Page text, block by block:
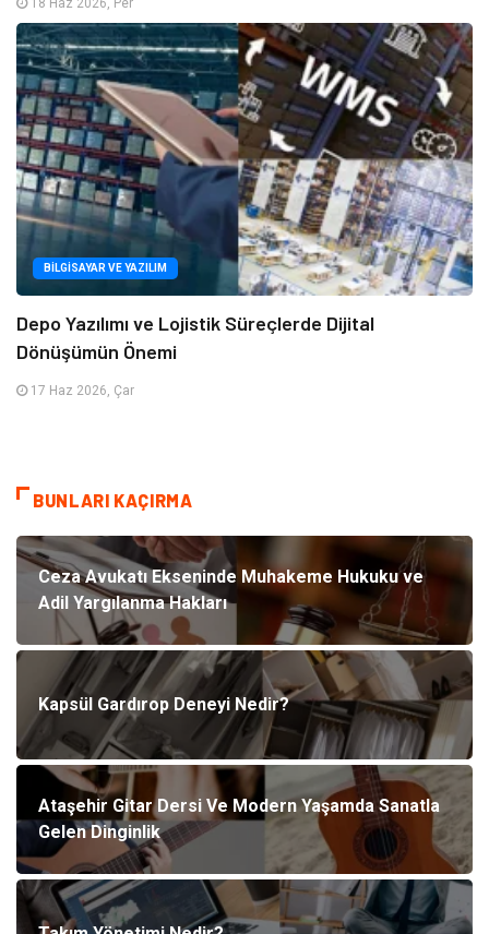
BILGISAYAR VE YAZILIM
Depo Yazılımı ve Lojistik Süreçlerde Dijital
Dönüşümün Önemi
17 Haz 2026, Çar
BUNLARI KAÇIRMA
Ceza Avukatı Ekseninde Muhakeme Hukuku ve
Adil Yargılanma Hakları
Kapsül Gardırop Deneyi Nedir?
Ataşehir Gitar Dersi Ve Modern Yaşamda Sanatla
Gelen Dinginlik